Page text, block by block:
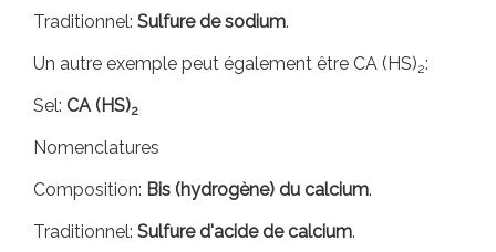
Traditionnel: Sulfure de sodium.
Un autre exemple peut également être CA (HS)2:
Sel: CA (HS)2
Nomenclatures
Composition: Bis (hydrogène) du calcium.
Traditionnel: Sulfure d'acide de calcium.